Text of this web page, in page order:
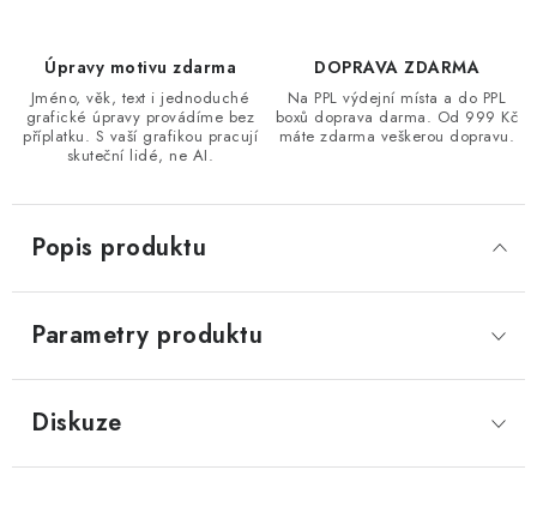
Úpravy motivu zdarma
Jméno, věk, text i jednoduché
grafické úpravy provádíme bez
příplatku. S vaší grafikou pracují
skuteční lidé, ne AI.
DOPRAVA ZDARMA
Na PPL výdejní místa a do PPL
boxů doprava darma. Od 999 Kč
máte zdarma veškerou dopravu.
Popis produktu
Parametry produktu
Diskuze